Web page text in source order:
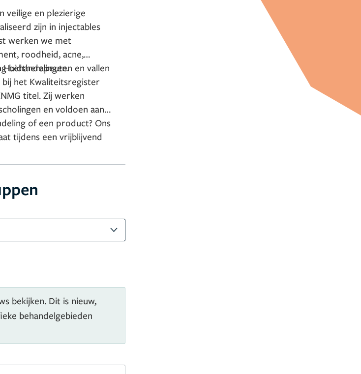
veilige en plezierige
zijn in injectables
werken we met
roodheid, acne,
behandelingen. en vallen
het Kwaliteitsregister
titel. Zij werken
en voldoen aan
of een product? Ons
tijdens een vrijblijvend
bekijken. Dit is nieuw,
behandelgebieden